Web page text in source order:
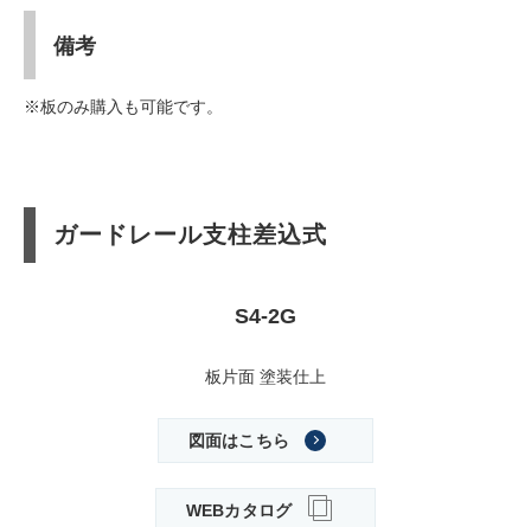
備考
※板のみ購入も可能です。
ガードレール支柱差込式
S4-2G
板片面 塗装仕上
図面はこちら
WEBカタログ